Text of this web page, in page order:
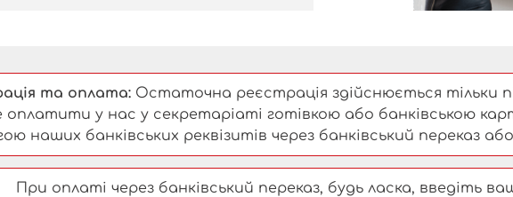
та оплата:Остаточна реєстрація здійснюється тільки
у нас у секретаріаті готівкою або банківською
наших банківських реквізитів через банківський переказ
При оплаті через банківський переказ, будь ласка, введіть